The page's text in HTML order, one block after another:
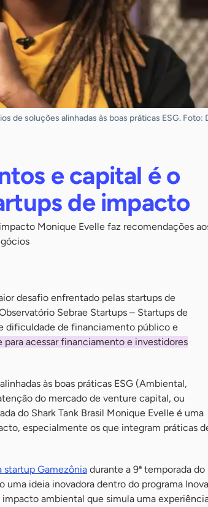
de soluções alinhadas às boas práticas ESG. Foto:
e capital é o
de impacto
Monique Evelle faz recomendações
desafio enfrentado pelas startups de
Sebrae Startups – Startups de
dificuldade de financiamento público e
para acessar financiamento e investidores
às boas práticas ESG (Ambiental,
do mercado de venture capital, ou
do Shark Tank Brasil Monique Evelle é uma
especialmente os que integram práticas
startup Gamezônia durante a 9ª temporada do
uma ideia inovadora dentro do programa Inova
ambiental que simula uma